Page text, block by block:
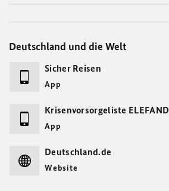
Deutschland und die Welt
Sicher Reisen
App
Krisenvorsorgeliste ELEFAND
App
Deutschland.de
Website